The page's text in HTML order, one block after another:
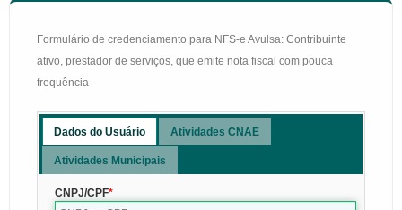
Formulário de credenciamento para NFS-e Avulsa: Contribuinte
ativo, prestador de serviços, que emite nota fiscal com pouca
frequência
Dados do Usuário Atividades CNAE
Atividades Municipais
CNPJ/CPF